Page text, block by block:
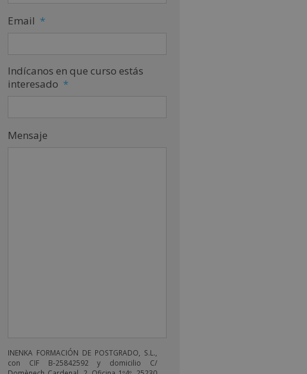
Email *
Indícanos en que curso estás
interesado *
Mensaje
INENKA FORMACIÓN DE POSTGRADO, S.L.,
con CIF B-25842592 y domicilio C/